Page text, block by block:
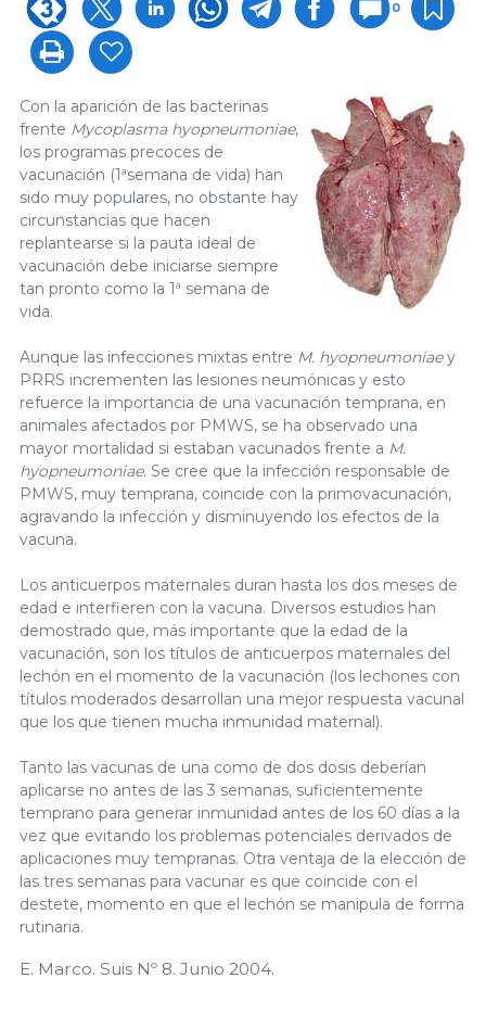
0
Con la aparición de las bacterinas
frente Mycoplasma hyopneumoniae,
los programas precoces de
vacunación (1ªsemana de vida) han
sido muy populares, no obstante hay
circunstancias que hacen
replantearse si la pauta ideal de
vacunación debe iniciarse siempre
tan pronto como la 1ª semana de
vida.
Aunque las infecciones mixtas entre M. hyopneumoniaey
PRRS incrementen las lesiones neumónicas y esto
refuerce la importancia de una vacunación temprana, en
animales afectados por PMWS, se ha observado una
mayor mortalidad si estaban vacunados frente a M.
hyopneumoniae. Se cree que la infección responsable de
PMWS, muy temprana, coincide con la primovacunación,
agravando la infección y disminuyendo los efectos de la
vacuna.
Los anticuerpos maternales duran hasta los dos meses de
edad e interfieren con la vacuna. Diversos estudios han
demostrado que, más importante que la edad de la
vacunación, son los títulos de anticuerpos maternales del
lechón en el momento de la vacunación (los lechones con
títulos moderados desarrollan una mejor respuesta vacunal
que los que tienen mucha inmunidad maternal).
Tanto las vacunas de una como de dos dosis deberían
aplicarse no antes de las 3 semanas, suficientemente
temprano para generar inmunidad antes de los 60 días a la
vez que evitando los problemas potenciales derivados de
aplicaciones muy tempranas. Otra ventaja de la elección de
las tres semanas para vacunar es que coincide con el
destete, momento en que el lechón se manipula de forma
rutinaria.
E. Marco. Suis Nº 8. Junio 2004.